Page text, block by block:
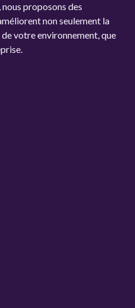
proposons des
non seulement la
votre environnement, que